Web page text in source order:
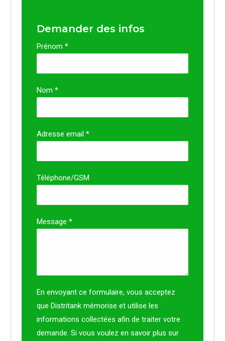
Demander des infos
Prénom *
Nom *
Adresse email *
Téléphone/GSM
Message *
En envoyant ce formulaire, vous acceptez
que Distritank mémorise et utilise les
informations collectées afin de traiter votre
demande. Si vous voulez en savoir plus sur